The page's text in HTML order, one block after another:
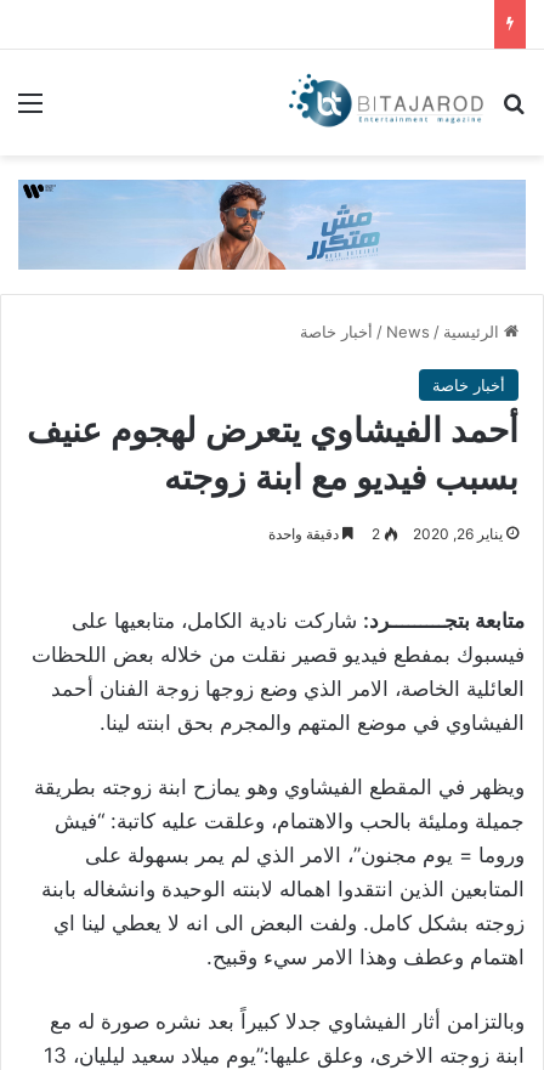
بحث عن
الرئيسية /
News
/ أخبار خاصة
أخبار خاصة
أحمد الفيشاوي يتعرض لهجوم عنيف
بسبب فيديو مع ابنة زوجته
يناير 26, 2020 2 دقيقة واحدة
متابعة بتجـــــــــرد: شاركت نادية الكامل، متابعيها على
فيسبوك بمفطع فيديو قصير نقلت من خلاله بعض اللحظات
العائلية الخاصة، الامر الذي وضع زوجها زوجة الفنان أحمد
الفيشاوي في موضع المتهم والمجرم بحق ابنته لينا.
ويظهر في المقطع الفيشاوي وهو يمازح ابنة زوجته بطريقة
جميلة ومليئة بالحب والاهتمام، وعلقت عليه كاتبة: “فيش
وروما = يوم مجنون”، الامر الذي لم يمر بسهولة على
المتابعين الذين انتقدوا اهماله لابنته الوحيدة وانشغاله بابنة
زوجته بشكل كامل. ولفت البعض الى انه لا يعطي لينا اي
اهتمام وعطف وهذا الامر سيء وقبيح.
وبالتزامن أثار الفيشاوي جدلا كبيراً بعد نشره صورة له مع
ابنة زوجته الاخرى، وعلق عليها:”يوم ميلاد سعيد ليليان، 13